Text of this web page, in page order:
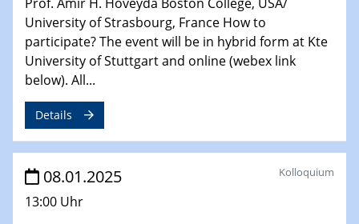
06.02.2025
Sfb-trr247-all Seminar
CataLysis Joint Colloquium)
10.02.2025 - 11.02.2025
Sfb-trr247-all Workshop
UnOCat
SFB/TRR 270 Kolloquium
University of Strasbourg, France How to
participate? The event will be in hybrid form at Kte
University of Stuttgart and online (webex link
below). All...
Details
08.01.2025
13:00 Uhr
Kolloquium